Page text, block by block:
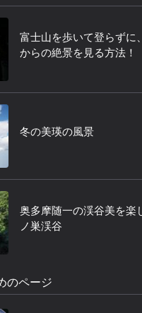
富士山を歩いて登らずに
からの絶景を見る方法！
冬の美瑛の風景
奥多摩随一の渓谷美を
ノ巣渓谷
のページ